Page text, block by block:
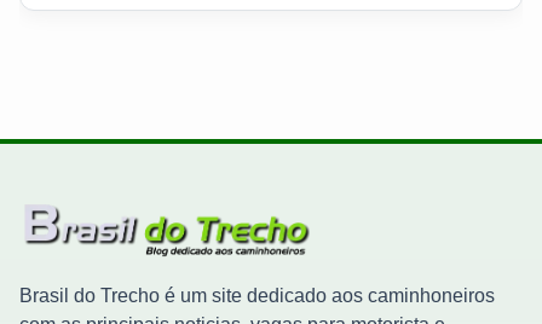
Brasil do Trecho é um site dedicado aos caminhoneiros